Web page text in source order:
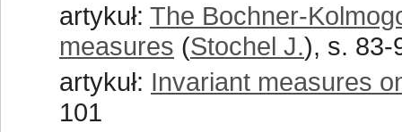
artykuł: The Bochner-
measures (Stochel J.), s. 83-
artykuł: Invariant measures
101